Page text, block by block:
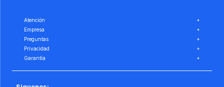
Atención
+
Empresa
+
Preguntas
+
Privacidad
+
Garantía
+